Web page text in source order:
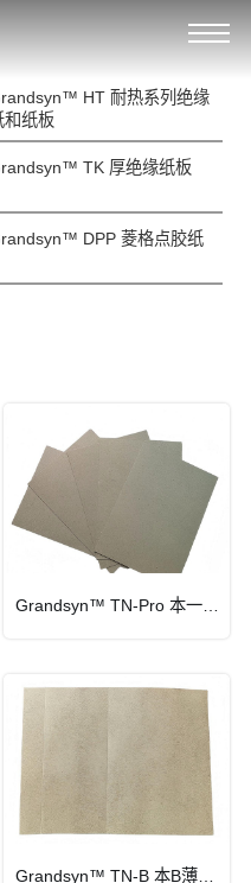
HT 耐热系列绝缘
和纸板
TK 厚绝缘纸板
DPP 菱格点胶纸
Grandsyn™ TN-Pro 本一薄绝缘纸
Grandsyn™ TN-B 本B薄绝缘纸